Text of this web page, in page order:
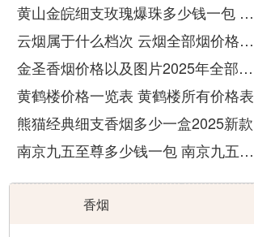
黄山金皖细支玫瑰爆珠多少钱一包 黄山金皖细支玫瑰爆珠2025最新价格
云烟属于什么档次 云烟全部烟价格表大全
金圣香烟价格以及图片2025年全部价格
黄鹤楼价格一览表 黄鹤楼所有价格表
熊猫经典细支香烟多少一盒2025新款
南京九五至尊多少钱一包 南京九五至尊价格及图片
香烟